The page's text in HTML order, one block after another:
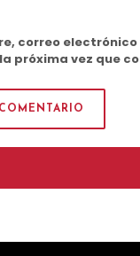
correo electrónico
próxima vez que